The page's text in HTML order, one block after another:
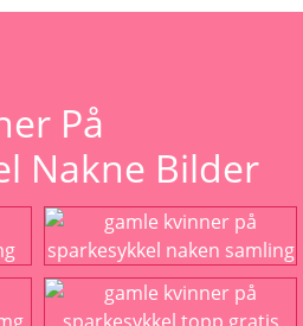
På
Nakne Bilder